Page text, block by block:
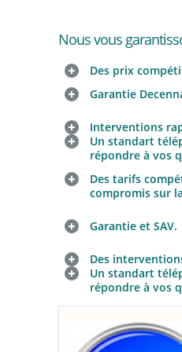
Nous vous
Des prix
Garantie
Interventions
Un standart
répondre à vos
Des tarifs
compromis sur
Garantie et SAV.
Des
Un standart
répondre à vos